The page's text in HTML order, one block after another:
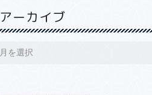
アーカイブ